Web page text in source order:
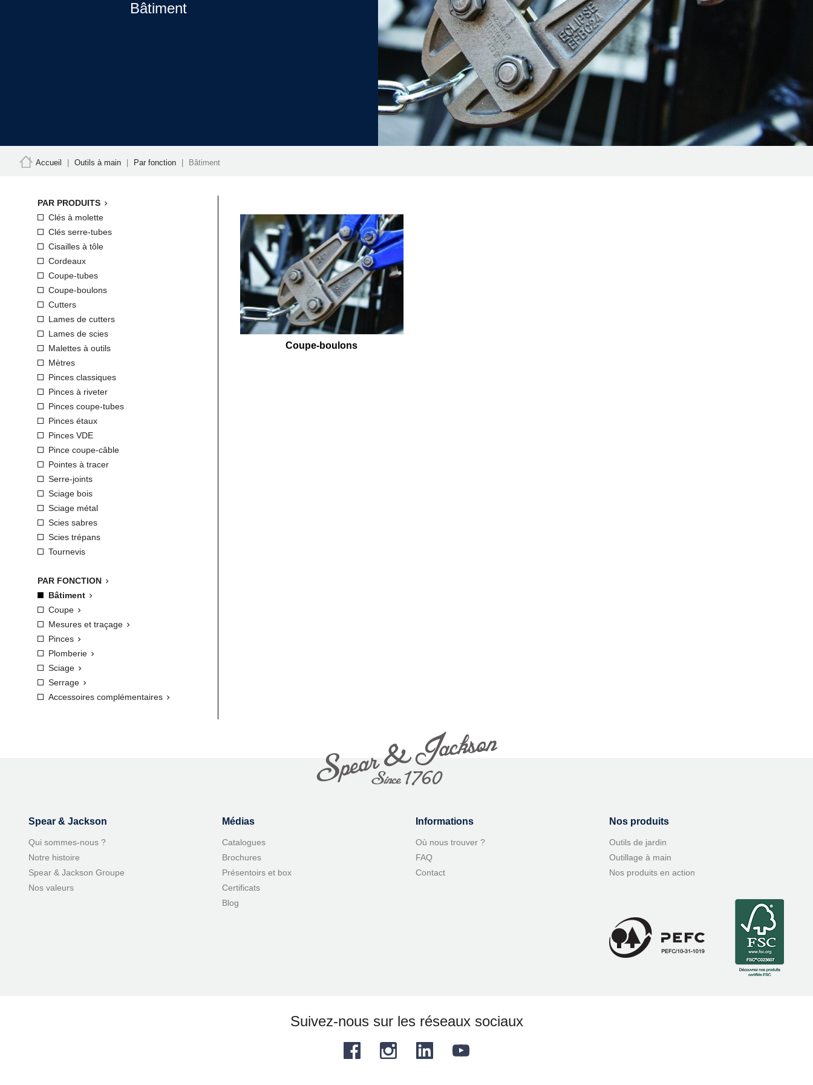
Bâtiment
Accueil Outils à main Par fonction Bâtiment
PAR PRODUITS 
Clés à molette
Clés serre-tubes
Cisailles à tôle
Cordeaux
Coupe-tubes
Coupe-boulons
Cutters
Lames de cutters
Lames de scies
Malettes à outils
Mètres
Pinces classiques
Pinces à riveter
Pinces coupe-tubes
Pinces étaux
Pinces VDE
Pince coupe-câble
Pointes à tracer
Serre-joints
Sciage bois
Sciage métal
Scies sabres
Scies trépans
Tournevis
PAR FONCTION 
Bâtiment 
Coupe 
Mesures et traçage 
Pinces 
Plomberie 
Sciage 
Serrage 
Accessoires complémentaires 
Coupe-boulons
Spear & Jackson
Qui sommes-nous ?
Notre histoire
Spear & Jackson Groupe
Nos valeurs
Médias
Catalogues
Brochures
Présentoirs et box
Certificats
Blog
Informations
Où nous trouver ?
FAQ
Contact
Nos produits
Outils de jardin
Outillage à main
Nos produits en action
Suivez-nous sur les réseaux sociaux
Facebook Instagram LinkedIn